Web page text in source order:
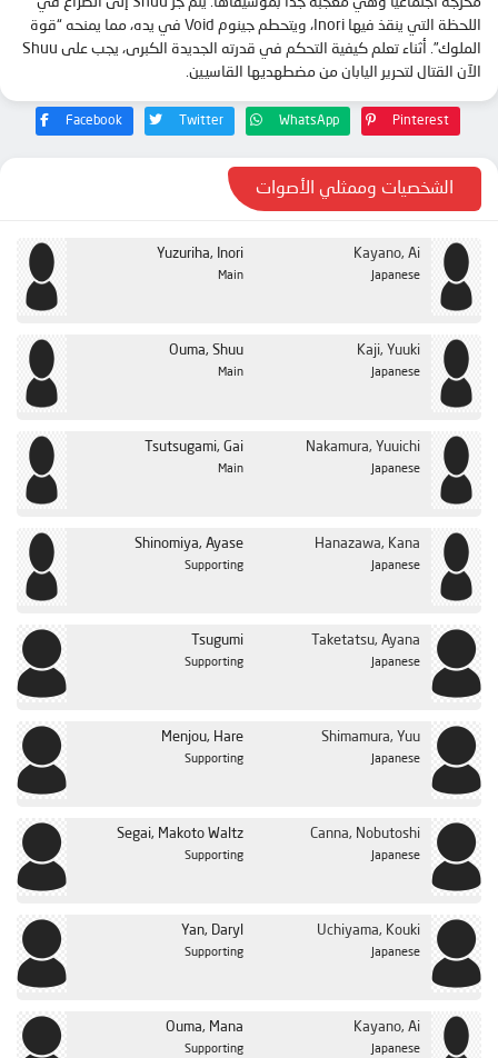
اللحظة التي ينقذ فيها Inori، ويتحطم جينوم Void في يده، مما يمنحه “قوة
الملوك”. أثناء تعلم كيفية التحكم في قدرته الجديدة الكبرى، يجب على Shuu
الآن القتال لتحرير اليابان من مضطهديها القاسيين.
Facebook Twitter WhatsApp Pinterest
الشخصيات وممثلي الأصوات
Yuzuriha, Inori
Main
Kayano, Ai
Japanese
Ouma, Shuu
Main
Kaji, Yuuki
Japanese
Tsutsugami, Gai
Main
Nakamura, Yuuichi
Japanese
Shinomiya, Ayase
Supporting
Hanazawa, Kana
Japanese
Tsugumi
Supporting
Taketatsu, Ayana
Japanese
Menjou, Hare
Supporting
Shimamura, Yuu
Japanese
Segai, Makoto Waltz
Supporting
Canna, Nobutoshi
Japanese
Yan, Daryl
Supporting
Uchiyama, Kouki
Japanese
Ouma, Mana
Supporting
Kayano, Ai
Japanese